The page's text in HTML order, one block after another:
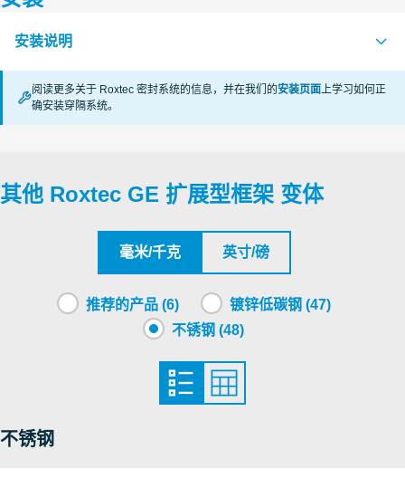
认证机构
Deutsches Institut für Bautechnik, DIBt
安装说明
GE (en)
阅读更多关于 Roxtec 密封系统的信息，并在我们的安装页面上学习如何正
确安装穿隔系统。
其他 Roxtec GE 扩展型框架 变体
毫米/千克 英寸/磅
推荐的产品 (6)
镀锌低碳钢 (47)
不锈钢 (48)
不锈钢